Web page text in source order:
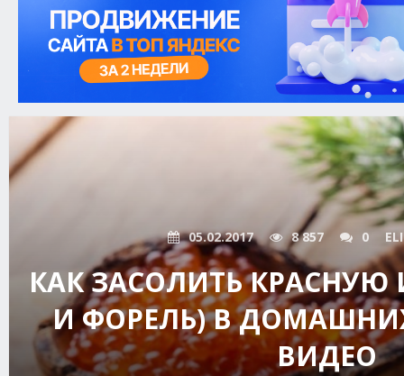
05.02.2017 8 857 0
КАК ЗАСОЛИТЬ КРАСНУЮ
И ФОРЕЛЬ) В
ВИДЕО